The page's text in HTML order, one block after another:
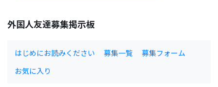
外国人友達募集掲示板
はじめにお読みください 募集一覧
募集フォーム
お気に入り